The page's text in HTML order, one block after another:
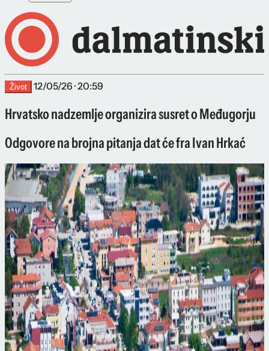
Život 12/05/26 · 20:59
Hrvatsko nadzemlje organizira susret o Međugorju
Odgovore na brojna pitanja dat će fra Ivan Hrkać